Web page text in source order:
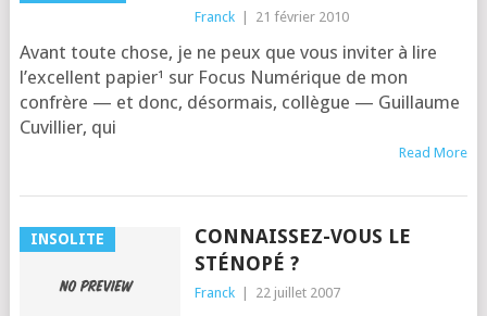
Franck 21 février 2010
Avant toute chose, je ne peux que vous invi­ter à lire
l’ex­cellent papier¹ sur Focus Numé­rique de mon
confrère — et donc, désor­mais, col­lègue — Guillaume
Cuvillier, qui
Read More
INSOLITE
CONNAISSEZ-VOUS LE
STÉNOPÉ ?
Franck 22 juillet 2007